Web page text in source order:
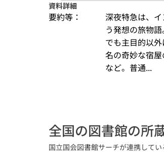
資料詳細
要約等：
深夜特急は、
う発想の旅物
でも主目的以
名の奇妙な宿
など。普通...
全国の図書館の所
国立国会図書館サーチが連携して